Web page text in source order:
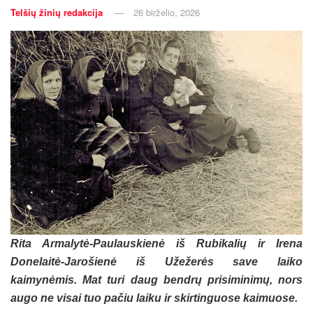
Telšių žinių redakcija 26 birželio, 2026
Rita Armalytė-Paulauskienė iš Rubikalių ir Irena
Donelaitė-Jarošienė iš Užežerės save laiko
kaimynėmis. Mat turi daug bendrų prisiminimų, nors
augo ne visai tuo pačiu laiku ir skirtinguose kaimuose.